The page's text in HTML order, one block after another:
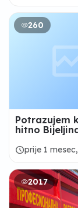
260
Potrazujem
hitno
scheduleprije 1
2017